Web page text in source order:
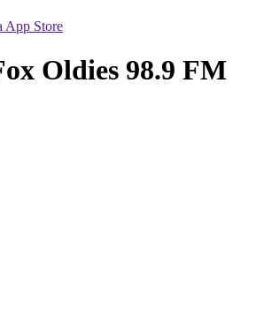
App Store
Oldies 98.9 FM